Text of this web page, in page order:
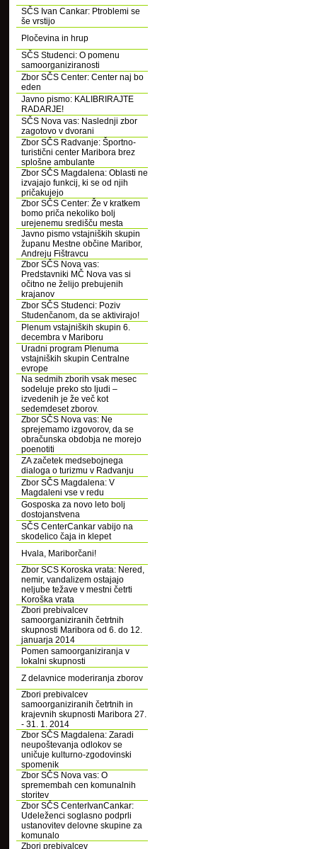
SČS Ivan Cankar: Ptroblemi se
še vrstijo
Pločevina in hrup
SČS Studenci: O pomenu
samoorganiziranosti
Zbor SČS Center: Center naj bo
eden
Javno pismo: KALIBRIRAJTE
RADARJE!
SČS Nova vas: Naslednji zbor
zagotovo v dvorani
Zbor SČS Radvanje: Športno-
turistični center Maribora brez
splošne ambulante
Zbor SČS Magdalena: Oblasti ne
izvajajo funkcij, ki se od njih
pričakujejo
Zbor SČS Center: Že v kratkem
bomo priča nekoliko bolj
urejenemu središču mesta
Javno pismo vstajniških skupin
županu Mestne občine Maribor,
Andreju Fištravcu
Zbor SČS Nova vas:
Predstavniki MČ Nova vas si
očitno ne želijo prebujenih
krajanov
Zbor SČS Studenci: Poziv
Studenčanom, da se aktivirajo!
Plenum vstajniških skupin 6.
decembra v Mariboru
Uradni program Plenuma
vstajniških skupin Centralne
evrope
Na sedmih zborih vsak mesec
sodeluje preko sto ljudi –
izvedenih je že več kot
sedemdeset zborov.
Zbor SČS Nova vas: Ne
sprejemamo izgovorov, da se
obračunska obdobja ne morejo
poenotiti
ZA začetek medsebojnega
dialoga o turizmu v Radvanju
Zbor SČS Magdalena: V
Magdaleni vse v redu
Gosposka za novo leto bolj
dostojanstvena
SČS CenterCankar vabijo na
skodelico čaja in klepet
Hvala, Mariborčani!
Zbor SCS Koroska vrata: Nered,
nemir, vandalizem ostajajo
neljube težave v mestni četrti
Koroška vrata
Zbori prebivalcev
samoorganiziranih četrtnih
skupnosti Maribora od 6. do 12.
januarja 2014
Pomen samoorganiziranja v
lokalni skupnosti
Z delavnice moderiranja zborov
Zbori prebivalcev
samoorganiziranih četrtnih in
krajevnih skupnosti Maribora 27.
- 31. 1. 2014
Zbor SČS Magdalena: Zaradi
neupoštevanja odlokov se
uničuje kulturno-zgodovinski
spomenik
Zbor SČS Nova vas: O
spremembah cen komunalnih
storitev
Zbor SČS CenterIvanCankar:
Udeleženci soglasno podprli
ustanovitev delovne skupine za
komunalo
Zbori prebivalcev